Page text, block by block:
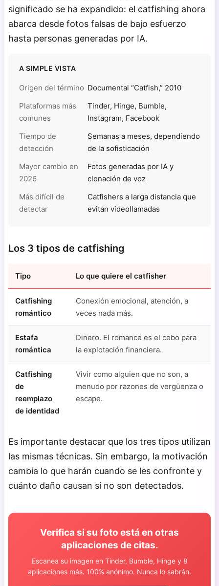
significado se ha expandido: el catfishing ahora
abarca desde fotos falsas de bajo esfuerzo
hasta personas generadas por IA.
A SIMPLE VISTA
Origen del término Documental “Catfish,” 2010
Plataformas más
comunes
Tinder, Hinge, Bumble,
Instagram, Facebook
Tiempo de
detección
Semanas a meses, dependiendo
de la sofisticación
Mayor cambio en
2026
Fotos generadas por IA y
clonación de voz
Más difícil de
detectar
Catfishers a larga distancia que
evitan videollamadas
Los 3 tipos de catfishing
Tipo Lo que quiere el catfisher
Catfishing
romántico
Conexión emocional, atención, a
veces nada más.
Estafa
romántica
Dinero. El romance es el cebo para
la explotación financiera.
Catfishing
de
reemplazo
de identidad
Vivir como alguien que no son, a
menudo por razones de vergüenza o
escape.
Es importante destacar que los tres tipos utilizan
las mismas técnicas. Sin embargo, la motivación
cambia lo que harán cuando se les confronte y
cuánto daño causan si no son detectados.
Verifica si su foto está en otras
aplicaciones de citas.
Escanea su imagen en Tinder, Bumble, Hinge y 8
aplicaciones más. 100% anónimo. Nunca lo sabrán.